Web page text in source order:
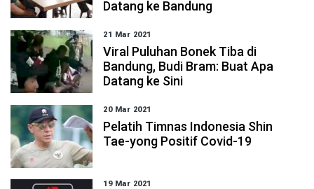
Datang ke Bandung
21 Mar 2021
Viral Puluhan Bonek Tiba di
Bandung, Budi Bram: Buat Apa
Datang ke Sini
20 Mar 2021
Pelatih Timnas Indonesia Shin
Tae-yong Positif Covid-19
19 Mar 2021